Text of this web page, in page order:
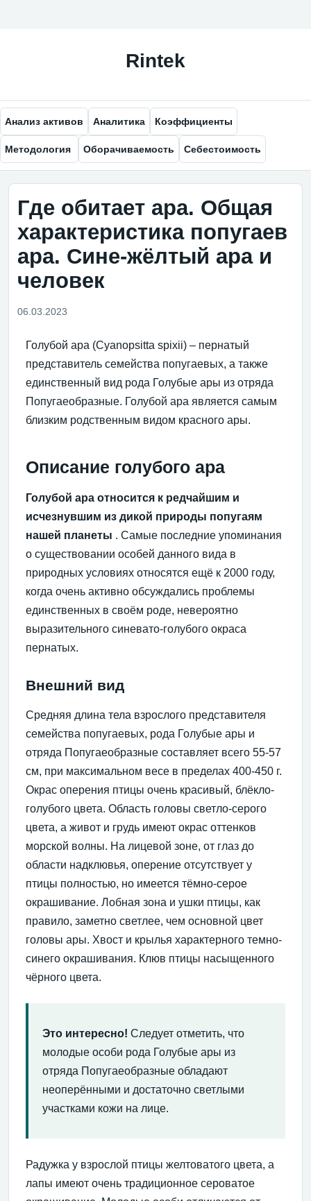
Анализ активов Аналитика Коэффициенты
Методология Оборачиваемость Себестоимость
Где обитает ара. Общая
характеристика попугаев
ара. Сине-жёлтый ара и
человек
06.03.2023
Голубой ара (Cyanopsitta spixii) – пернатый
представитель семейства попугаевых, а также
единственный вид рода Голубые ары из отряда
Попугаеобразные. Голубой ара является самым
близким родственным видом красного ары.
Описание голубого ара
Голубой ара относится к редчайшим и
исчезнувшим из дикой природы попугаям
нашей планеты . Самые последние упоминания
о существовании особей данного вида в
природных условиях относятся ещё к 2000 году,
когда очень активно обсуждались проблемы
единственных в своём роде, невероятно
выразительного синевато-голубого окраса
пернатых.
Внешний вид
Средняя длина тела взрослого представителя
семейства попугаевых, рода Голубые ары и
отряда Попугаеобразные составляет всего 55-57
см, при максимальном весе в пределах 400-450 г.
Окрас оперения птицы очень красивый, блёкло-
голубого цвета. Область головы светло-серого
цвета, а живот и грудь имеют окрас оттенков
морской волны. На лицевой зоне, от глаз до
области надклювья, оперение отсутствует у
птицы полностью, но имеется тёмно-серое
окрашивание. Лобная зона и ушки птицы, как
правило, заметно светлее, чем основной цвет
головы ары. Хвост и крылья характерного темно-
синего окрашивания. Клюв птицы насыщенного
чёрного цвета.
Это интересно! Следует отметить, что
молодые особи рода Голубые ары из
отряда Попугаеобразные обладают
неоперёнными и достаточно светлыми
участками кожи на лице.
Радужка у взрослой птицы желтоватого цвета, а
лапы имеют очень традиционное сероватое